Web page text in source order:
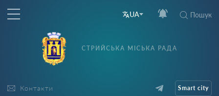
UA Пошук
Контакти
СТРИЙСЬКА МІСЬКА РАДА
Smart city